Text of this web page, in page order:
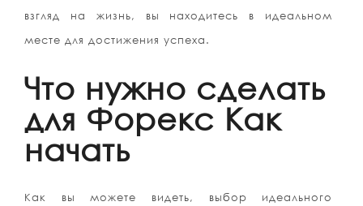
взгляд на жизнь, вы находитесь в идеальном
месте для достижения успеха.
Что нужно сделать
для Форекс Как
начать
Как вы можете видеть, выбор идеального